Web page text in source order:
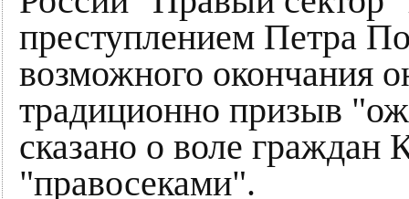
преступлением Петра
возможного окончания
традиционно призыв
сказано о воле
"правосеками".